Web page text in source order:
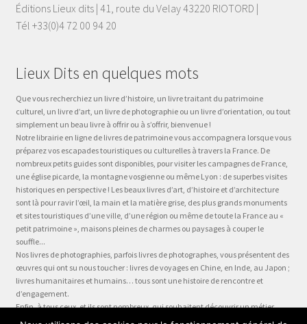
Éditions Lieux dits | 41, route du Velay 43220 RIOTORD |
Tél +33(0)4 72 00 94 20
Lieux Dits en quelques mots
Que vous recherchiez un livre d’histoire, un livre traitant du patrimoine
culturel, un livre d’art, un livre de photographie ou un livre d’orientation, ou tout
simplement un beau livre à offrir ou à s’offrir, bienvenue !
Notre librairie en ligne de livres de patrimoine vous accompagnera lorsque vous
préparez vos escapades touristiques ou culturelles à travers la France. De
nombreux petits guides sont disponibles, pour visiter les campagnes de France,
une église picarde, la montagne vosgienne ou même Lyon : de superbes visites
historiques en perspective ! Les beaux livres d’art, d’histoire et d’architecture
sont là pour ravir l’œil, la main et la matière grise, des plus grands monuments
et sites touristiques d’une ville, d’une région ou même de toute la France au «
petit patrimoine », maisons pleines de charmes ou paysages à couper le
souffle...
Nos livres de photographies, parfois livres de photographes, vous présentent des
œuvres qui ont su nous toucher : livres de voyages en Chine, en Inde, au Japon ;
livres humanitaires et humains… tous sont une histoire de rencontre et
d’engagement.
Enfin, à tous ceux, et ils sont nombreux, qui souhaitent découvrir un métier,
préparer leur formation ou choisir leur orientation, à la question « quel métier ?